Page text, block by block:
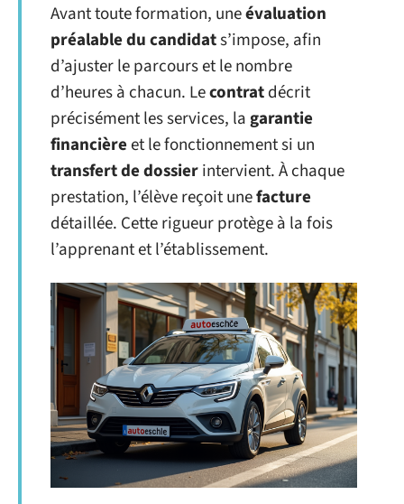
Avant toute formation, uneévaluation
préalable du candidats’impose, afin
d’ajuster le parcours et le nombre
d’heures à chacun. Lecontratdécrit
précisément les services, lagarantie
financièreet le fonctionnement si un
transfert de dossierintervient. À chaque
prestation, l’élève reçoit unefacture
détaillée. Cette rigueur protège à la fois
l’apprenant et l’établissement.